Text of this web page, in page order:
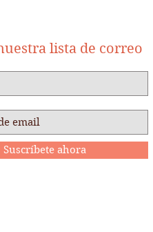
lista de correo
Suscríbete ahora